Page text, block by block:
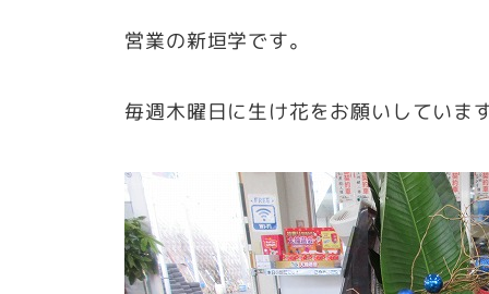
営業の新垣学です。
毎週木曜日に生け花をお願いしていま